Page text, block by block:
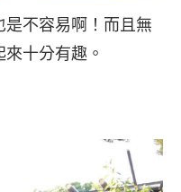
不容易啊！而且無
十分有趣。